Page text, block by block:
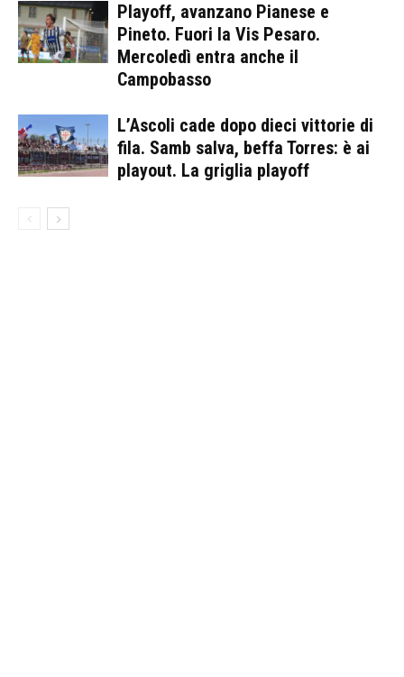
Playoff, avanzano Pianese e
Pineto. Fuori la Vis Pesaro.
Mercoledì entra anche il
Campobasso
L’Ascoli cade dopo dieci vittorie di
fila. Samb salva, beffa Torres: è ai
playout. La griglia playoff